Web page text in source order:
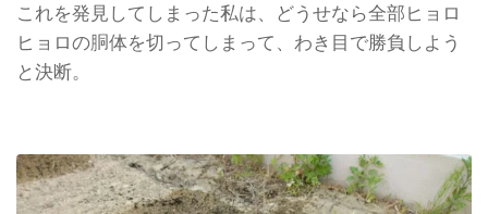
これを発見してしまった私は、どうせなら全部ヒョロ
ヒョロの胴体を切ってしまって、わき目で勝負しよう
と決断。